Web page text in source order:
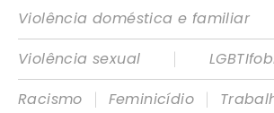
Violência doméstica e familiar
Violência sexual
|
Racismo
| Feminicídio |